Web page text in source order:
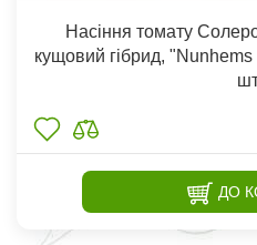
Насіння томату
кущовий гібрид,
ДО